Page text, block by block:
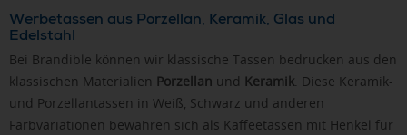
Werbetassen aus Porzellan, Keramik, Glas und
Edelstahl
Bei Brandible können wir klassische Tassen bedrucken aus den
klassischen Materialien Porzellan und Keramik. Diese Keramik-
und Porzellantassen in Weiß, Schwarz und anderen
Farbvariationen bewähren sich als Kaffeetassen mit Henkel für